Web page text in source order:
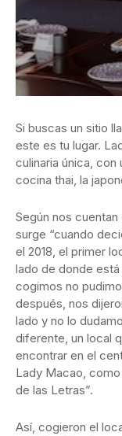
Si buscas un sitio
este es tu lugar.
culinaria única, con
cocina thai, la
Según nos
surge “cuando
el 2018, el primer
lado de donde
cogimos no
después, nos
lado y no lo
diferente, un local
encontrar en el
Lady Macao,
de las Letras”.
Así, cogieron el